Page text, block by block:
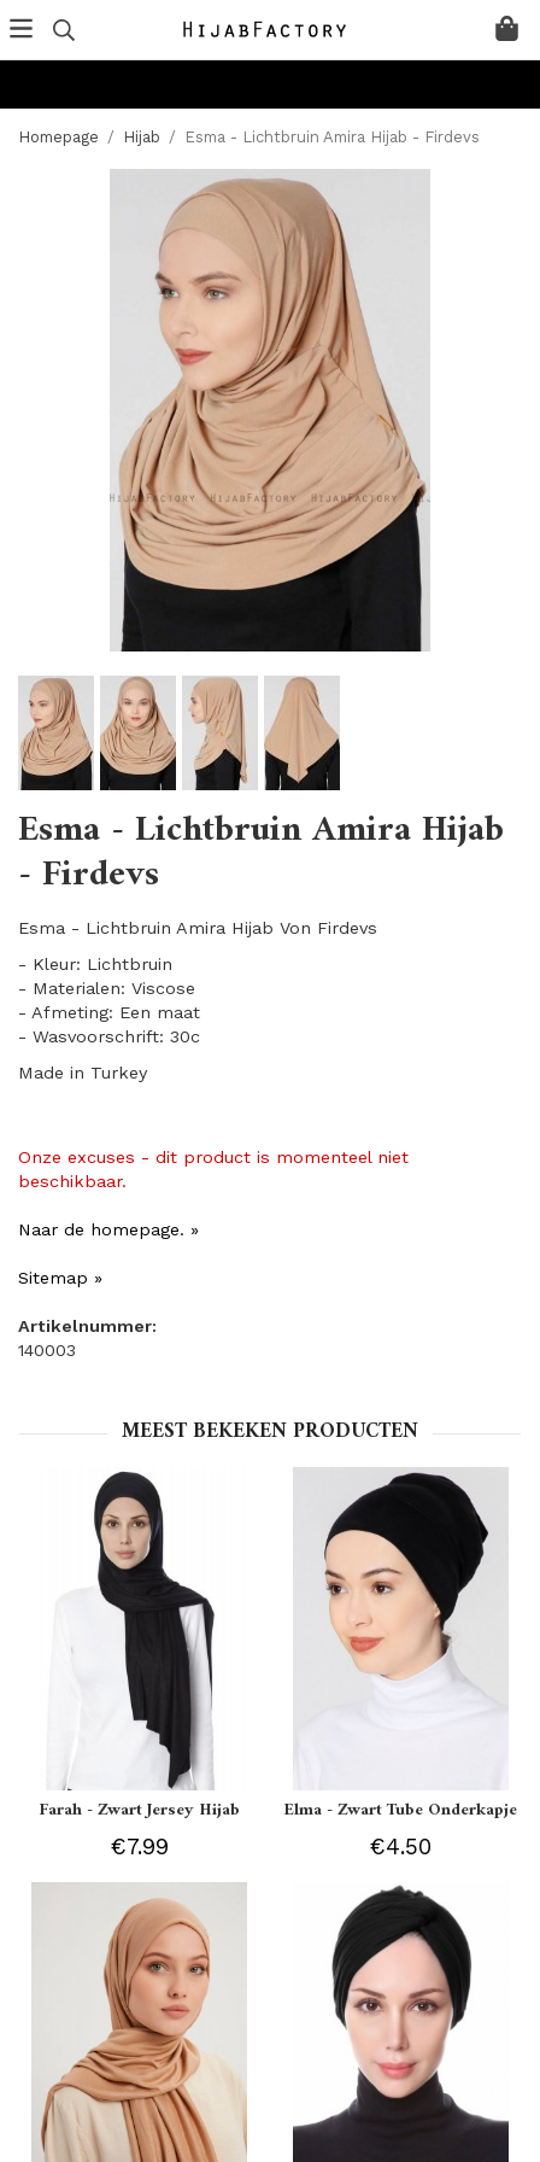
Homepage / Hijab / Esma - Lichtbruin Amira Hijab - Firdevs
Esma - Lichtbruin Amira Hijab
- Firdevs
Esma - Lichtbruin Amira Hijab Von Firdevs
- Kleur: Lichtbruin
- Materialen: Viscose
- Afmeting: Een maat
- Wasvoorschrift: 30c
Made in Turkey
Onze excuses - dit product is momenteel niet
beschikbaar.
Naar de homepage. »
Sitemap »
Artikelnummer:
140003
MEEST BEKEKEN PRODUCTEN
Farah - Zwart Jersey Hijab
€7.99
Elma - Zwart Tube Onderkapje
€4.50